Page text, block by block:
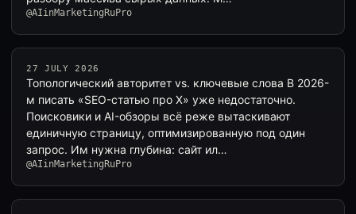
@AIinMarketingRuPro
27 JULY 2026
Топологический авторитет vs. ключевые слова В 2026-
м писать «SEO-статью про X» уже недостаточно.
Поисковики и AI-обзоры всё реже вытаскивают
единичную страницу, оптимизированную под один
запрос. Им нужна глубина: сайт ил…
@AIinMarketingRuPro